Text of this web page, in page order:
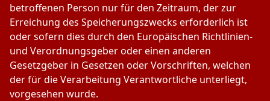
betroffenen Person nur für den Zeitraum, der zur
Erreichung des Speicherungszwecks erforderlich ist
oder sofern dies durch den Europäischen Richtlinien-
und Verordnungsgeber oder einen anderen
Gesetzgeber in Gesetzen oder Vorschriften, welchen
der für die Verarbeitung Verantwortliche unterliegt,
vorgesehen wurde.